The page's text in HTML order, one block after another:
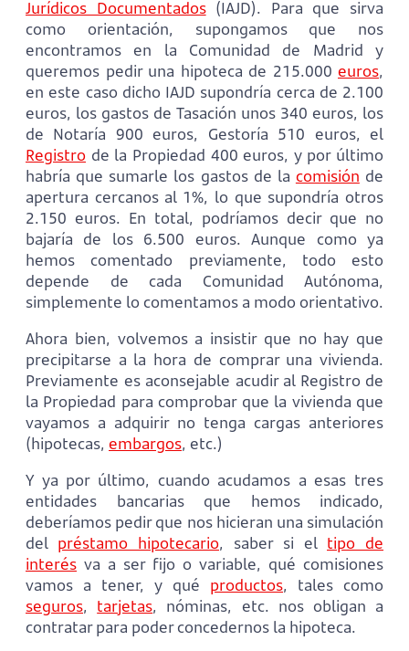
Jurídicos Documentados(IAJD). Para que sirva
como orientación, supongamos que nos
encontramos en la Comunidad de Madrid y
queremos pedir una hipoteca de 215.000 euros,
en este caso dicho IAJD supondría cerca de 2.100
euros, los gastos de Tasación unos 340 euros, los
de Notaría 900 euros, Gestoría 510 euros, el
Registro de la Propiedad 400 euros, y por último
habría que sumarle los gastos de la comisión de
apertura cercanos al 1%, lo que supondría otros
2.150 euros. En total, podríamos decir que no
bajaría de los 6.500 euros. Aunque como ya
hemos comentado previamente, todo esto
depende de cada Comunidad Autónoma,
simplemente lo comentamos a modo orientativo.
Ahora bien, volvemos a insistir que no hay que
precipitarse a la hora de comprar una vivienda.
Previamente es aconsejable acudir al Registro de
la Propiedad para comprobar que la vivienda que
vayamos a adquirir no tenga cargas anteriores
(hipotecas, embargos, etc.)
Y ya por último, cuando acudamos a esas tres
entidades bancarias que hemos indicado,
deberíamos pedir que nos hicieran una simulación
del préstamo hipotecario, saber si el tipo de
interés va a ser fijo o variable, qué comisiones
vamos a tener, y qué productos, tales como
seguros, tarjetas, nóminas, etc. nos obligan a
contratar para poder concedernos la hipoteca.